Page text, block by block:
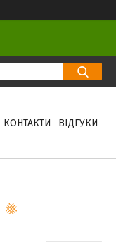
КОНТАКТИ ВІДГУКИ